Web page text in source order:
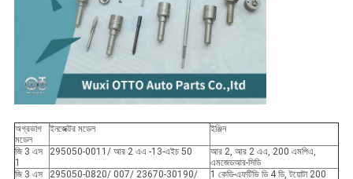
অগ্রভাগ
মডেল
ইনজেক্টর মডেল ইঞ্জিন
জি 3 এস
1
295050-0011/ আর 2 এএ -13-এইচ 50
আর 2, আর 2 এএ, 200 এমপিএ,
এমজেডআর-সিডি
জি 3 এস
295050-0820/ 007/ 23670-30190/ 1 কেডি-এফটিভি ডি 4 ডি, টয়োটা 200